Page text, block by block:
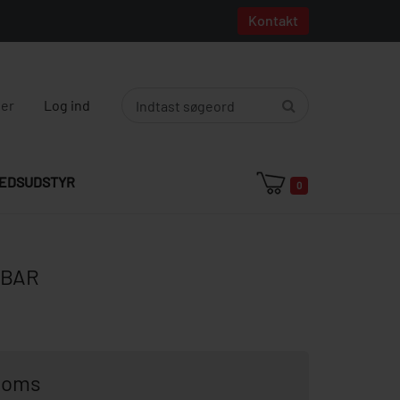
Kontakt
Log ind
0